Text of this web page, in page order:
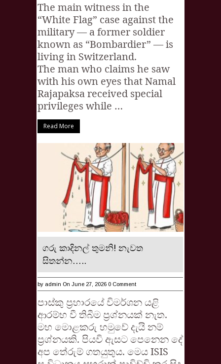
The main witness in the
“White Flag” case against the
military — a former soldier
known as “Bombardier” — is
living in Switzerland.
The man who claims he saw
with his own eyes that Namal
Rajapaksa received special
privileges while …
Read More
ගරු කාදිනල් තුමනි! නැවත
සිතන්න…..
by admin On June 27, 2026 0 Comment
පාස්කු ප්‍රහාරයේ විමර්ශන යළි
ආරම්භ වී තිබීම ප්‍රශ්නයක් නැත.
මහ මොළකරු හමුවේ දැයි නම්
ප්‍රශ්නයකි. පියවි ඇසට පෙනෙන දේ
අප තේරුම් ගතයුතුය. මෙය ISIS